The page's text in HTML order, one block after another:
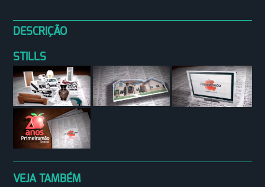
DESCRIÇÃO
STILLS
VEJA TAMBÉM